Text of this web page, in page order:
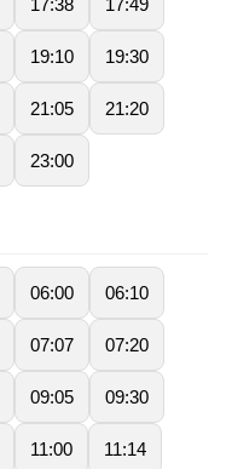
17:38 17:49
19:10 19:30
21:05 21:20
23:00
06:00 06:10
07:07 07:20
09:05 09:30
11:00 11:14